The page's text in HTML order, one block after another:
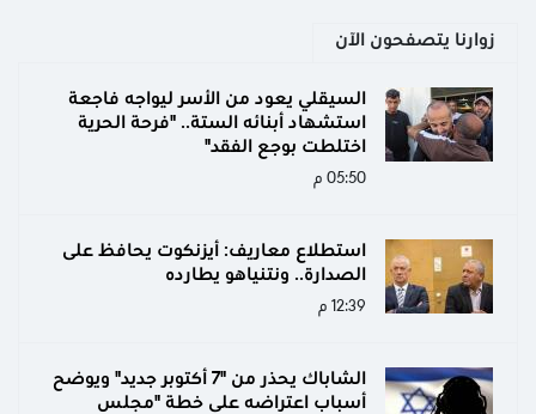
زوارنا يتصفحون الآن
السيقلي يعود من الأسر ليواجه فاجعة
استشهاد أبنائه الستة.. "فرحة الحرية
اختلطت بوجع الفقد"
05:50 م
استطلاع معاريف: أيزنكوت يحافظ على
الصدارة.. ونتنياهو يطارده
12:39 م
الشاباك يحذر من "7 أكتوبر جديد" ويوضح
أسباب اعتراضه على خطة "مجلس